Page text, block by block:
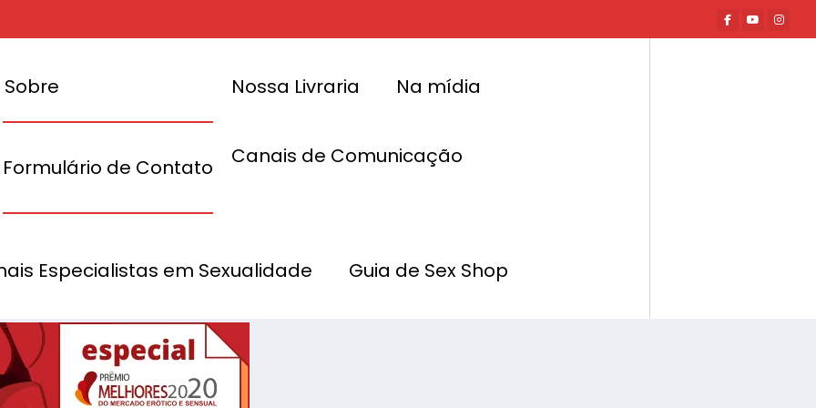
Sobre
Formulário de Contato
Nossa Livraria Na mídia
Canais de Comunicação
Especialistas em Sexualidade Guia de Sex Shop
Rilex